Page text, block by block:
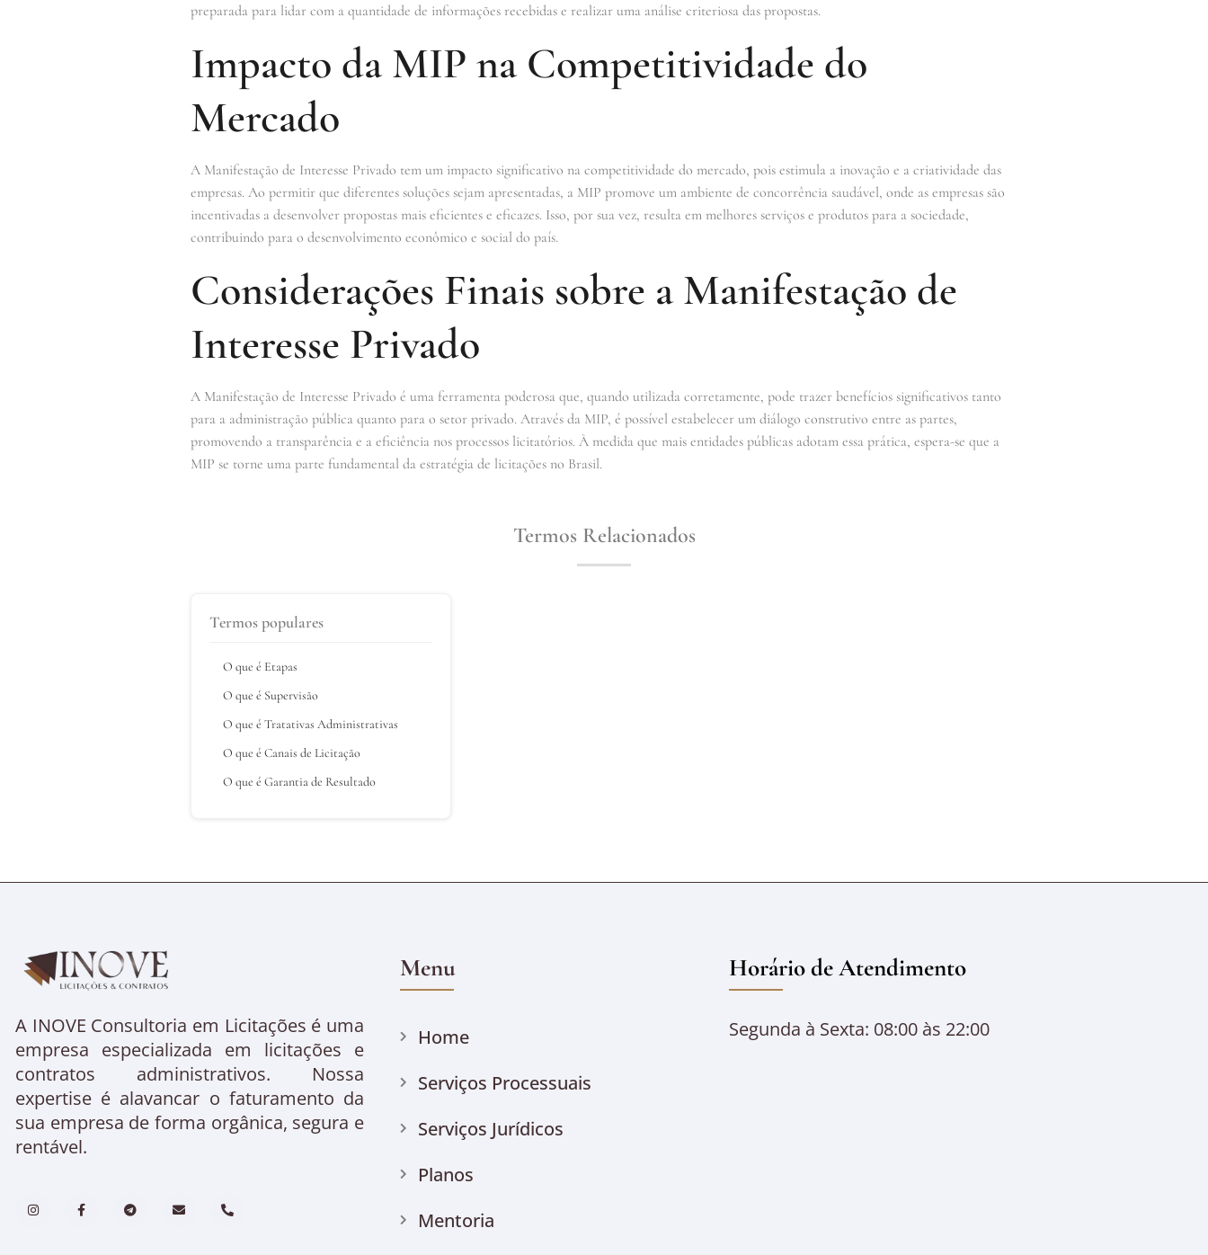
preparada para lidar com a quantidade de informações recebidas e realizar uma análise criteriosa das propostas.
Impacto da MIP na Competitividade do
Mercado
A Manifestação de Interesse Privado tem um impacto significativo na competitividade do mercado, pois estimula a inovação e a criatividade das
empresas. Ao permitir que diferentes soluções sejam apresentadas, a MIP promove um ambiente de concorrência saudável, onde as empresas são
incentivadas a desenvolver propostas mais eficientes e eficazes. Isso, por sua vez, resulta em melhores serviços e produtos para a sociedade,
contribuindo para o desenvolvimento econômico e social do país.
Considerações Finais sobre a Manifestação de
Interesse Privado
A Manifestação de Interesse Privado é uma ferramenta poderosa que, quando utilizada corretamente, pode trazer benefícios significativos tanto
para a administração pública quanto para o setor privado. Através da MIP, é possível estabelecer um diálogo construtivo entre as partes,
promovendo a transparência e a eficiência nos processos licitatórios. À medida que mais entidades públicas adotam essa prática, espera-se que a
MIP se torne uma parte fundamental da estratégia de licitações no Brasil.
Termos Relacionados
Termos populares
O que é Etapas
O que é Supervisão
O que é Tratativas Administrativas
O que é Canais de Licitação
O que é Garantia de Resultado
A INOVE Consultoria em Licitações é uma
empresa especializada em licitações e
contratos administrativos. Nossa
expertise é alavancar o faturamento da
sua empresa de forma orgânica, segura e
rentável.
Menu
Home
Serviços Processuais
Serviços Jurídicos
Planos
Mentoria
Horário de Atendimento
Segunda à Sexta: 08:00 às 22:00